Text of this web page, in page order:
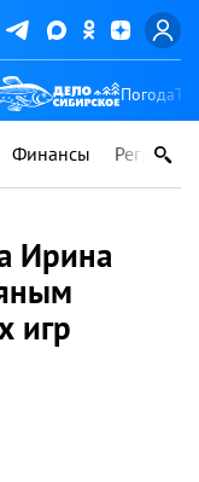
Погода
Финансы Регионы
Ирина
игр